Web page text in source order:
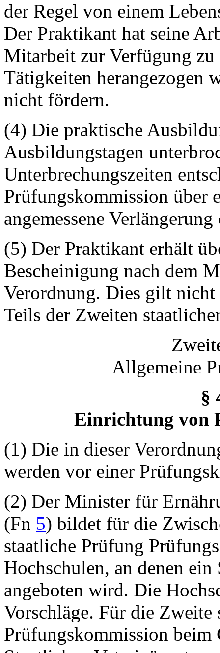
der Regel von einem
Der Praktikant hat seine
Mitarbeit zur Verfügung
Tätigkeiten herangezogen
nicht fördern.
(4) Die praktische
Ausbildungstagen
Unterbrechungszeiten
Prüfungskommission über
angemessene
(5) Der Praktikant erhält
Bescheinigung nach dem
Verordnung. Dies gilt
Teils der Zweiten
Allgemeine
§
Einrichtung von
(1) Die in dieser
werden vor einer
(2) Der Minister für
(Fn 5) bildet für die
staatliche Prüfung
Hochschulen, an denen
angeboten wird. Die
Vorschläge. Für die
Prüfungskommission beim